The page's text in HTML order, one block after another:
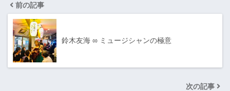
前の記事
鈴木友海 ∞ ミュージシャンの極意
次の記事